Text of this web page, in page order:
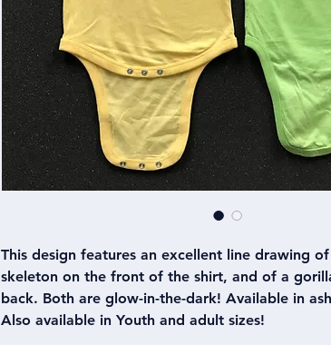
This design features an excellent line drawing
skeleton on the front of the shirt, and of a
back. Both are glow-in-the-dark! Available in
Also available in Youth and adult sizes!